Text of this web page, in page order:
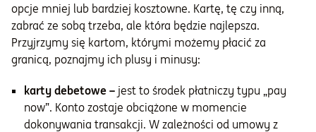
opcje mniej lub bardziej kosztowne. Kartę, tę czy inną,
zabrać ze sobą trzeba, ale która będzie najlepsza.
Przyjrzymy się kartom, którymi możemy płacić za
granicą, poznajmy ich plusy i minusy:
karty debetowe – jest to środek płatniczy typu „pay
now”. Konto zostaje obciążone w momencie
dokonywania transakcji. W zależności od umowy z